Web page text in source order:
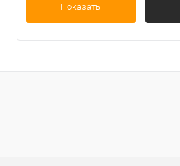
Показать